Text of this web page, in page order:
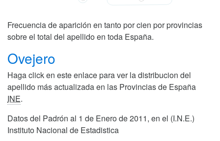
Frecuencia de aparición en tanto por cien por provincias
sobre el total del apellido en toda España.
Ovejero
Haga click en este enlace para ver la distribucion del
apellido más actualizada en las Provincias de España
INE.
Datos del Padrón al 1 de Enero de 2011, en el (I.N.E.)
Instituto Nacional de Estadistica